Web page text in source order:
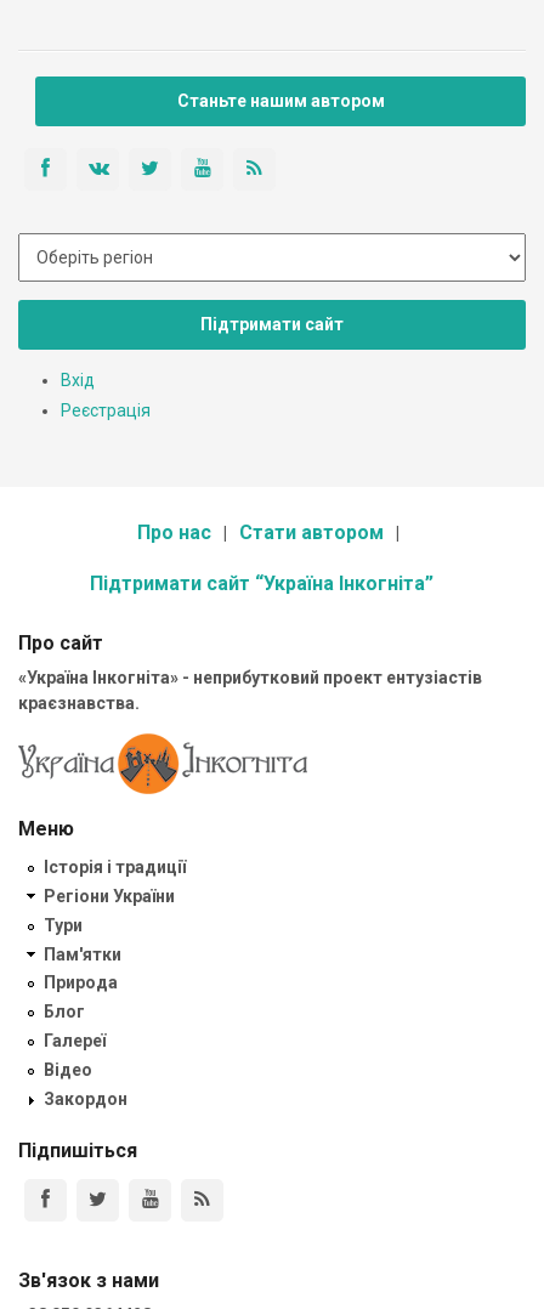
Станьте нашим автором
Підтримати сайт
Вхід
Реєстрація
Про нас Стати автором
Підтримати сайт “Україна Інкогніта”
Про сайт
«Україна Інкогніта» - неприбутковий проект ентузіастів
краєзнавства.
Меню
Історія і традиції
Регіони України
Тури
Пам'ятки
Природа
Блог
Галереї
Відео
Закордон
Підпишіться
Зв'язок з нами